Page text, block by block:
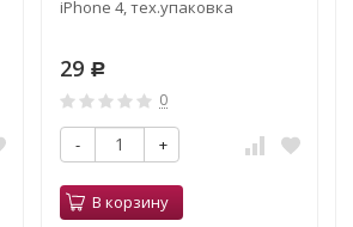
iPhone 4, тех.упаковка
29 Р
0
- +
В корзину